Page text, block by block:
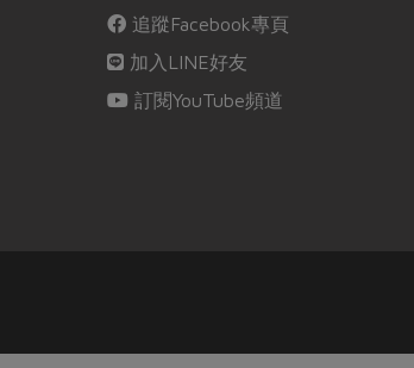
追蹤Facebook專頁
加入LINE好友
訂閱YouTube頻道